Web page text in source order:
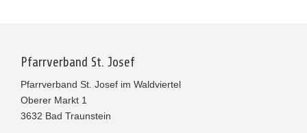
Pfarrverband St. Josef
Pfarrverband St. Josef im Waldviertel
Oberer Markt 1
3632 Bad Traunstein